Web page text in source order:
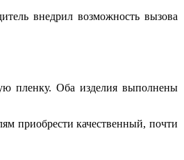
внедрил возможность вызова
пленку. Оба изделия выполнены
приобрести качественный, почти